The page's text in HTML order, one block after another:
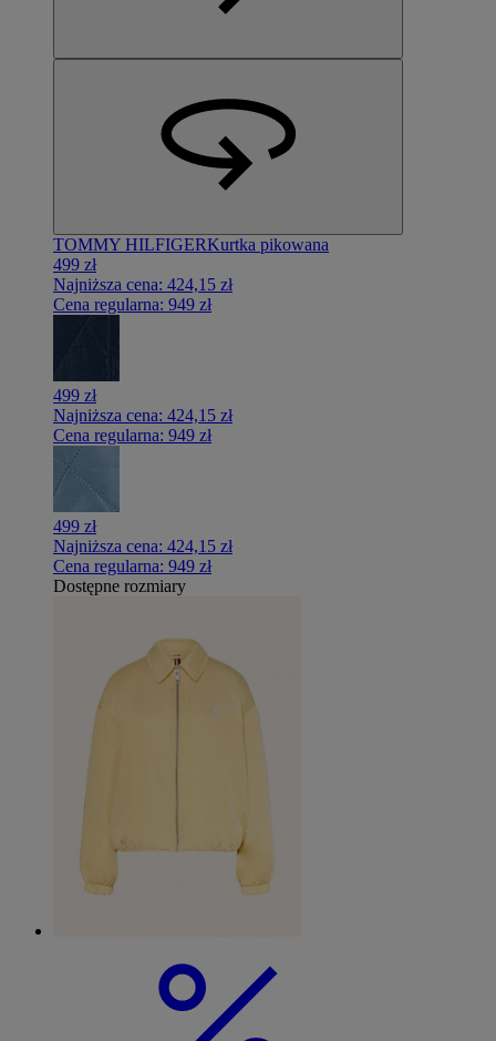
TOMMY HILFIGERKurtka pikowana
499 zł
Najniższa cena: 424,15 zł
Cena regularna: 949 zł
499 zł
Najniższa cena: 424,15 zł
Cena regularna: 949 zł
499 zł
Najniższa cena: 424,15 zł
Cena regularna: 949 zł
Dostępne rozmiary